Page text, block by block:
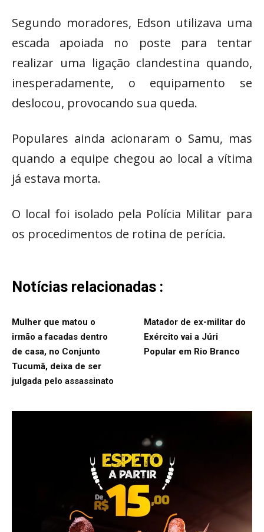
Segundo moradores, Edson utilizava uma
escada apoiada no poste para tentar
realizar uma ligação clandestina quando,
inesperadamente, o equipamento se
deslocou, provocando sua queda.
Populares ainda acionaram o Samu, mas
quando a equipe chegou ao local a vítima
já estava morta.
O local foi isolado pela Polícia Militar para
os procedimentos de rotina de perícia.
Notícias relacionadas :
Mulher que matou o
irmão a facadas dentro
de casa, no Conjunto
Tucumã, deixa de ser
julgada pelo assassinato
Matador de ex-militar do
Exército vai a Júri
Popular em Rio Branco